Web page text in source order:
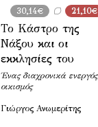
30,14€ 21,10€
Το Κάστρο της
Νάξου και οι
εκκλησίες του
Ένας διαχρονικά
οικισμός
Γιώργος Ανωμερίτης